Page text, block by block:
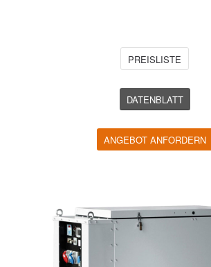
PREISLISTE
DATENBLATT
ANGEBOT ANFORDERN